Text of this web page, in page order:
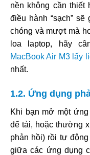
nền không cần thiết
điều hành “sạch”
chóng và mượt mà
loa laptop, hãy
MacBook Air M3 lấy
nhất.
1.2. Ứng dụng
Khi bạn mở một
để tải, hoặc thường
phản hồi) rồi tự
giữa các ứng dụng